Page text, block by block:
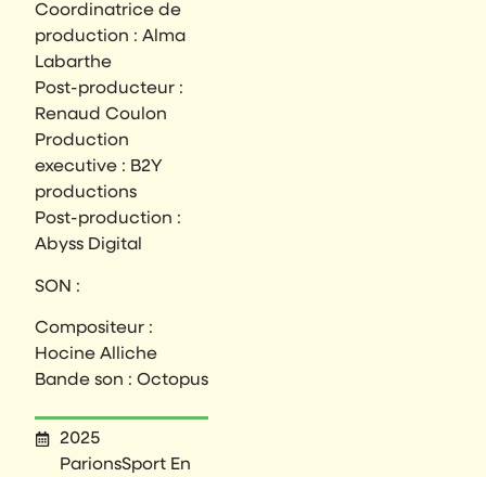
Coordinatrice de
production : Alma
Labarthe
Post-producteur :
Renaud Coulon
Production
executive : B2Y
productions
Post-production :
Abyss Digital
SON :
Compositeur :
Hocine Alliche
Bande son : Octopus
2025
ParionsSport En